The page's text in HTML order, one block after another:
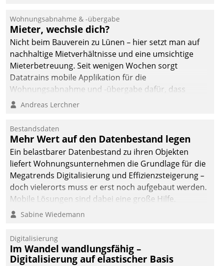
und Beschwerde-Management einen eigenen Kanal
ein.
Wohnungsabnahme & -übergabe
Mieter, wechsle dich?
Nicht beim Bauverein zu Lünen – hier setzt man auf
nachhaltige Mietverhältnisse und eine umsichtige
Mieterbetreuung. Seit wenigen Wochen sorgt
Datatrains mobile Applikation für die
Wohnungsabnahme und -übergabe dafür, dass
Mieter wohlgeordnet kommen und, so es sein muss,
Andreas Lerchner
Bestandsdaten
Mehr Wert auf den Datenbestand legen
Ein belastbarer Datenbestand zu ihren Objekten
liefert Wohnungsunternehmen die Grundlage für die
Megatrends Digitalisierung und Effizienzsteigerung –
doch vielerorts muss er erst noch aufgebaut werden.
Mobile Lösungen sind dabei eine große Hilfe.
Sabine Wiedemann
Digitalisierung
Im Wandel wandlungsfähig –
Digitalisierung auf elastischer Basis